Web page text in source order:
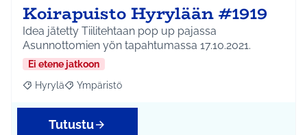
Koirapuisto Hyrylään #1919
Idea jätetty Tiilitehtaan pop up pajassa
Asunnottomien yön tapahtumassa 17.10.2021.
Ei etene jatkoon
Rajaa tulokset aihepiirin mukaan: Hyrylä
Hyrylä Rajaa tulokset teeman mukaan: Ympäristö
Ympäristö
Tutustu